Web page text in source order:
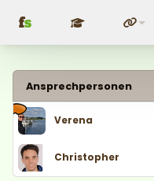
fs
Ansprechpersonen
Verena
Christopher